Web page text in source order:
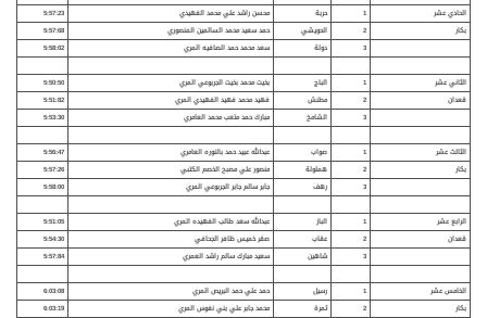
الحادي عشر 1 حربة محسن راشد علي محمد الفهيدي
5:57:23
بكار
2 الحويشي حمد سعيد محمد السالمين المنصوري
5:57:68
3
دولة سعد محمد حمد الصافيه المري 5:58:02
الثاني عشر 1 الباج بخيت محمد بخيت الجربوعي المري
5:50:50
قعدان
2 مطنش فهيد محمد فهيد الفهيدي المري
5:51:82
3
الشامخ مبارك حمد متعب محمد العامري 5:53:30
الثالث عشر 1 صواب عبدالله عبيد حمد بالنوره العامري
5:56:47
بكار
2 هملولة منصور علي مصبح الخصم الكتبي
5:57:26
3
رهف جابر سالم جابر الجربوعي المري 5:58:00
الرابع عشر 1 الباز عبدالله سعد طالب الفهيده المري
5:51:05
قعدان
2 عقاب صقر خميس ظافر الجحافي
5:54:30
3
شاهين سعيد مبارك سالم راشد العمري 5:57:84
الخامس عشر 1 رسيل حمد علي حمد البريص المري
6:03:08
بكار
2 ثمرة محمد جابر علي بني نفوس المري
6:03:19